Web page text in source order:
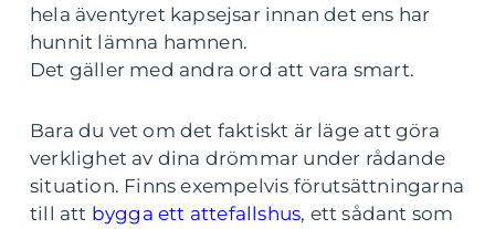
hela äventyret kapsejsar innan det ens har
hunnit lämna hamnen.
Det gäller med andra ord att vara smart.
Bara du vet om det faktiskt är läge att göra
verklighet av dina drömmar under rådande
situation. Finns exempelvis förutsättningarna
till att bygga ett attefallshus, ett sådant som